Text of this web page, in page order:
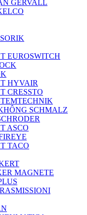
GERVALL
EUROSWITCH
HYVAIR
CRESSTO
SCHMALZ
ASCO
TACO
MAGNETE